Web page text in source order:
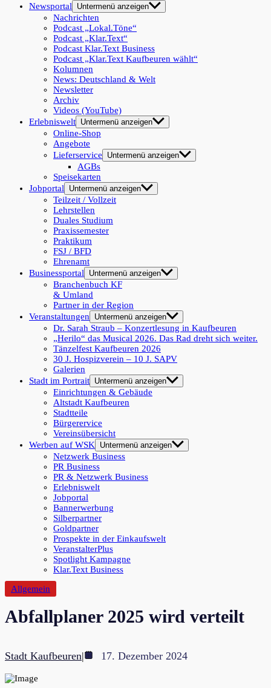
Newsportal
Untermenü anzeigen
Nachrichten
Podcast „Lokal.Töne“
Podcast „Klar.Text“
Podcast Klar.Text Business
Podcast „Klar.Text Kaufbeuren wählt“
Kolumnen
News: Deutschland & Welt
Newsletter
Archiv
Videos (YouTube)
Erlebniswelt Untermenü anzeigen
Online-Shop
Angebote
Lieferservice
Untermenü anzeigen
AGBs
Speisekarten
Jobportal
Untermenü anzeigen
Teilzeit / Vollzeit
Lehrstellen
Duales Studium
Praxissemester
Praktikum
FSJ / BFD
Ehrenamt
Businessportal
Untermenü anzeigen
Branchenbuch KF
& Umland
Partner in der Region
Veranstaltungen
Untermenü anzeigen
Dr. Sarah Straub – Konzertlesung in Kaufbeuren
„Herilo“ das Musical 2026. Das Rad dreht sich weiter.
Tänzelfest Kaufbeuren 2026
30 J. Hospizverein – 10 J. SAPV
Galerien
Stadt im Portrait Untermenü anzeigen
Einrichtungen & Gebäude
Altstadt Kaufbeuren
Stadtteile
Bürgerervice
Vereinsübersicht
Werben auf WSK
Untermenü anzeigen
Netzwerk Business
PR Business
PR & Netzwerk Business
Erlebniswelt
Jobportal
Bannerwerbung
Silberpartner
Goldpartner
Prospekte in der Einkaufswelt
VeranstalterPlus
Spotlight Kampagne
Klar.Text Business
Allgemein
Abfallplaner 2025 wird verteilt
Stadt Kaufbeuren| 17. Dezember 2024